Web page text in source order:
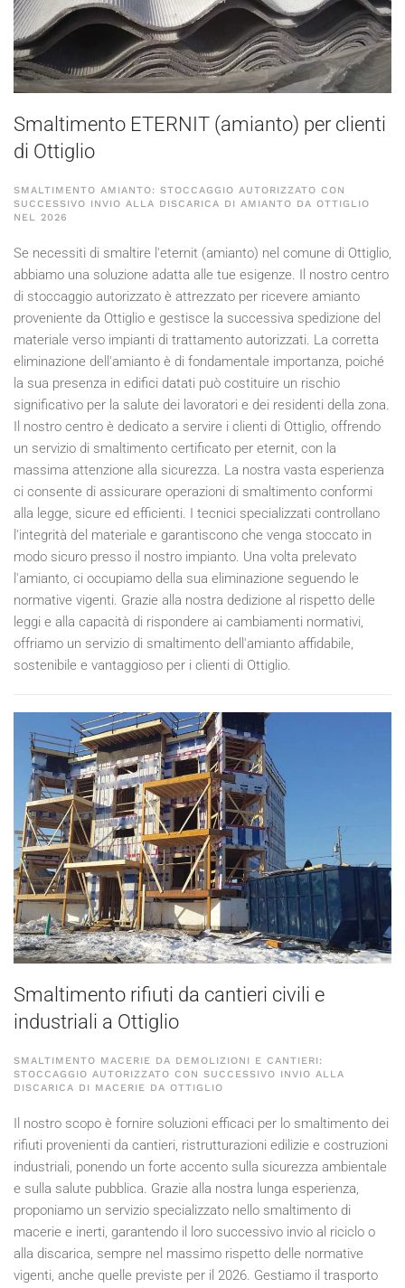
Smaltimento ETERNIT (amianto) per clienti
di Ottiglio
SMALTIMENTO AMIANTO: STOCCAGGIO AUTORIZZATO CON
SUCCESSIVO INVIO ALLA DISCARICA DI AMIANTO DA OTTIGLIO
NEL 2026
Se necessiti di smaltire l'eternit (amianto) nel comune di Ottiglio,
abbiamo una soluzione adatta alle tue esigenze. Il nostro centro
di stoccaggio autorizzato è attrezzato per ricevere amianto
proveniente da Ottiglio e gestisce la successiva spedizione del
materiale verso impianti di trattamento autorizzati. La corretta
eliminazione dell'amianto è di fondamentale importanza, poiché
la sua presenza in edifici datati può costituire un rischio
significativo per la salute dei lavoratori e dei residenti della zona.
Il nostro centro è dedicato a servire i clienti di Ottiglio, offrendo
un servizio di smaltimento certificato per eternit, con la
massima attenzione alla sicurezza. La nostra vasta esperienza
ci consente di assicurare operazioni di smaltimento conformi
alla legge, sicure ed efficienti. I tecnici specializzati controllano
l'integrità del materiale e garantiscono che venga stoccato in
modo sicuro presso il nostro impianto. Una volta prelevato
l'amianto, ci occupiamo della sua eliminazione seguendo le
normative vigenti. Grazie alla nostra dedizione al rispetto delle
leggi e alla capacità di rispondere ai cambiamenti normativi,
offriamo un servizio di smaltimento dell'amianto affidabile,
sostenibile e vantaggioso per i clienti di Ottiglio.
Smaltimento rifiuti da cantieri civili e
industriali a Ottiglio
SMALTIMENTO MACERIE DA DEMOLIZIONI E CANTIERI:
STOCCAGGIO AUTORIZZATO CON SUCCESSIVO INVIO ALLA
DISCARICA DI MACERIE DA OTTIGLIO
Il nostro scopo è fornire soluzioni efficaci per lo smaltimento dei
rifiuti provenienti da cantieri, ristrutturazioni edilizie e costruzioni
industriali, ponendo un forte accento sulla sicurezza ambientale
e sulla salute pubblica. Grazie alla nostra lunga esperienza,
proponiamo un servizio specializzato nello smaltimento di
macerie e inerti, garantendo il loro successivo invio al riciclo o
alla discarica, sempre nel massimo rispetto delle normative
vigenti, anche quelle previste per il 2026. Gestiamo il trasporto